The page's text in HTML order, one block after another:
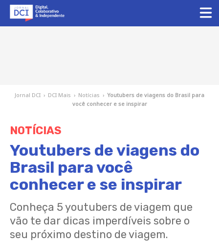
Jornal DCI › DCI Mais › Notícias › Youtubers de viagens do Brasil para
você conhecer e se inspirar
NOTÍCIAS
Youtubers de viagens do
Brasil para você
conhecer e se inspirar
Conheça 5 youtubers de viagem que
vão te dar dicas imperdíveis sobre o
seu próximo destino de viagem.